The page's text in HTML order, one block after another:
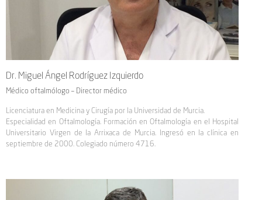
Dr. Miguel Ángel Rodríguez Izquierdo
Médico oftalmólogo – Director médico
Licenciatura en Medicina y Cirugía por la Universidad de Murcia.
Especialidad en Oftalmología. Formación en Oftalmología en el Hospital
Universitario Virgen de la Arrixaca de Murcia. Ingresó en la clínica en
septiembre de 2000. Colegiado número 4716.